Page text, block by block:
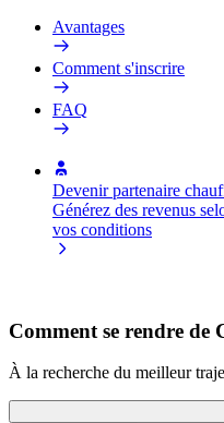
Avantages
Comment s'inscrire
FAQ
Devenir partenaire
Générez des revenus
vos conditions
Comment se rendre de
À la recherche du meilleur